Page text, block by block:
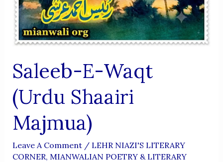
Saleeb-E-Waqt
(Urdu Shaairi
Majmua)
Leave A Comment / LEHR NIAZI'S LITERARY
CORNER, MIANWALIAN POETRY & LITERARY